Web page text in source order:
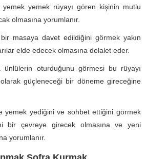
yemek yemek rüyayı gören kişinin mutlu
olmasına yorumlanır.
masaya davet edildiğini görmek yakın
elde edecek olmasına delalet eder.
ünlülerin oturduğunu görmesi bu rüyayı
güçleneceği bir döneme gireceğine
yemek yediğini ve sohbet ettiğini görmek
bir çevreye girecek olmasına ve yeni
yorumlanır.